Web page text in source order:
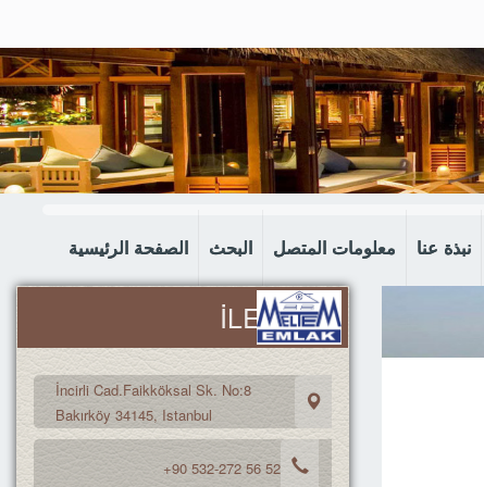
نبذة عنا معلومات المتصل البحث الصفحة الرئيسية
İLETİŞİM
İncirli Cad.Faikköksal Sk. No:8
Bakırköy 34145, Istanbul
+90 532-272 56 52